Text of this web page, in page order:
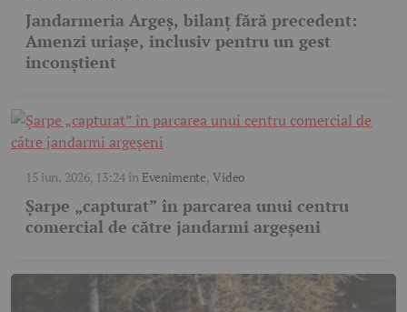
Jandarmeria Argeș, bilanț fără precedent:
Amenzi uriașe, inclusiv pentru un gest
inconștient
15 iun. 2026, 13:24în Evenimente,Video
Șarpe „capturat” în parcarea unui centru
comercial de către jandarmi argeșeni